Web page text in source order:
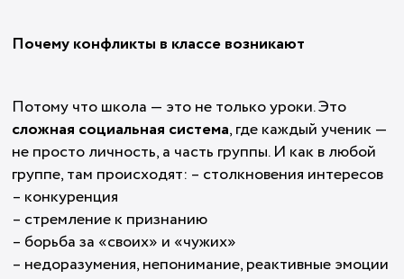
Почему конфликты в классе возникают
Потому что школа — это не только уроки. Это
сложная социальная система, где каждый ученик —
не просто личность, а часть группы. И как в любой
группе, там происходят: – столкновения интересов
– конкуренция
– стремление к признанию
– борьба за «своих» и «чужих»
– недоразумения, непонимание, реактивные эмоции